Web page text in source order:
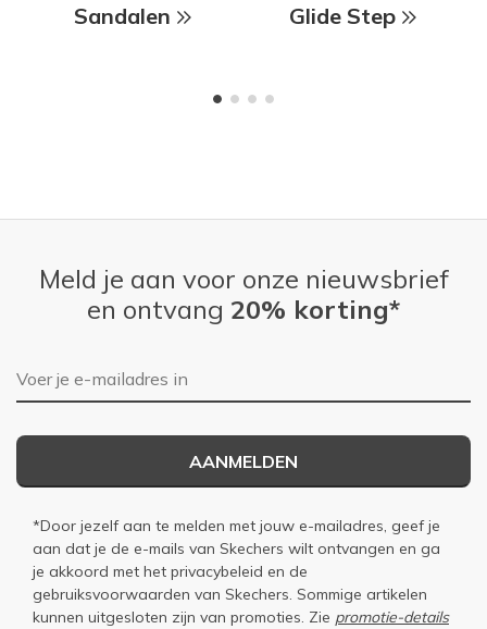
Sandalen Glide Step
Meld je aan voor onze nieuwsbrief
en ontvang 20% korting*
E-mailadres
AANMELDEN
*Door jezelf aan te melden met jouw e-mailadres, geef je
aan dat je de e-mails van Skechers wilt ontvangen en ga
je akkoord met het privacybeleid en de
gebruiksvoorwaarden van Skechers. Sommige artikelen
kunnen uitgesloten zijn van promoties. Zie promotie-details